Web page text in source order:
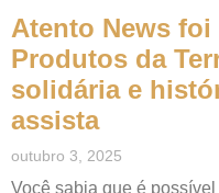
Atento News
Produtos da
solidária e
assista
outubro 3, 2025
Você sabia que é